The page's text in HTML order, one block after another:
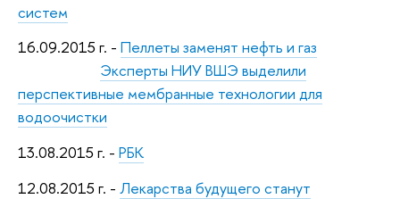
систем
16.09.2015 г. - Пеллеты заменят нефть и газ
Эксперты НИУ ВШЭ выделили
перспективные мембранные технологии для
водоочистки
13.08.2015 г. - РБК
12.08.2015 г. - Лекарства будущего станут